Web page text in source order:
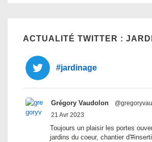
ACTUALITÉ TWITTER :
#jardinage
Grégory Vaudolon
21 Avr 2023
Toujours un plaisir les portes
jardins du coeur, chantier